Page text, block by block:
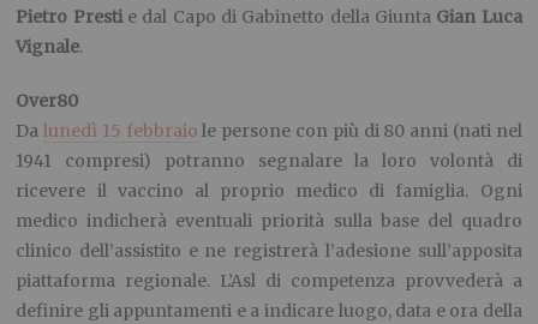
Pietro Prestie dal Capo di Gabinetto della Giunta Gian Luca
Vignale.
Over80
Dalunedì 15 febbraio le persone con più di 80 anni (nati nel
1941 compresi) potranno segnalare la loro volontà di
ricevere il vaccino al proprio medico di famiglia. Ogni
medico indicherà eventuali priorità sulla base del quadro
clinico dell’assistito e ne registrerà l’adesione sull’apposita
piattaforma regionale. L’Asl di competenza provvederà a
definire gli appuntamenti e a indicare luogo, data e ora della